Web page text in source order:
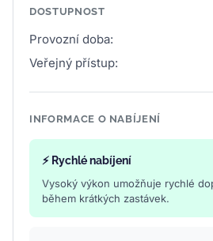
DOSTUPNOST
Provozní doba:
Veřejný přístup:
INFORMACE O NABÍJENÍ
⚡ Rychlé nabíjení
Vysoký výkon umožňuje rychlé
během krátkých zastávek.